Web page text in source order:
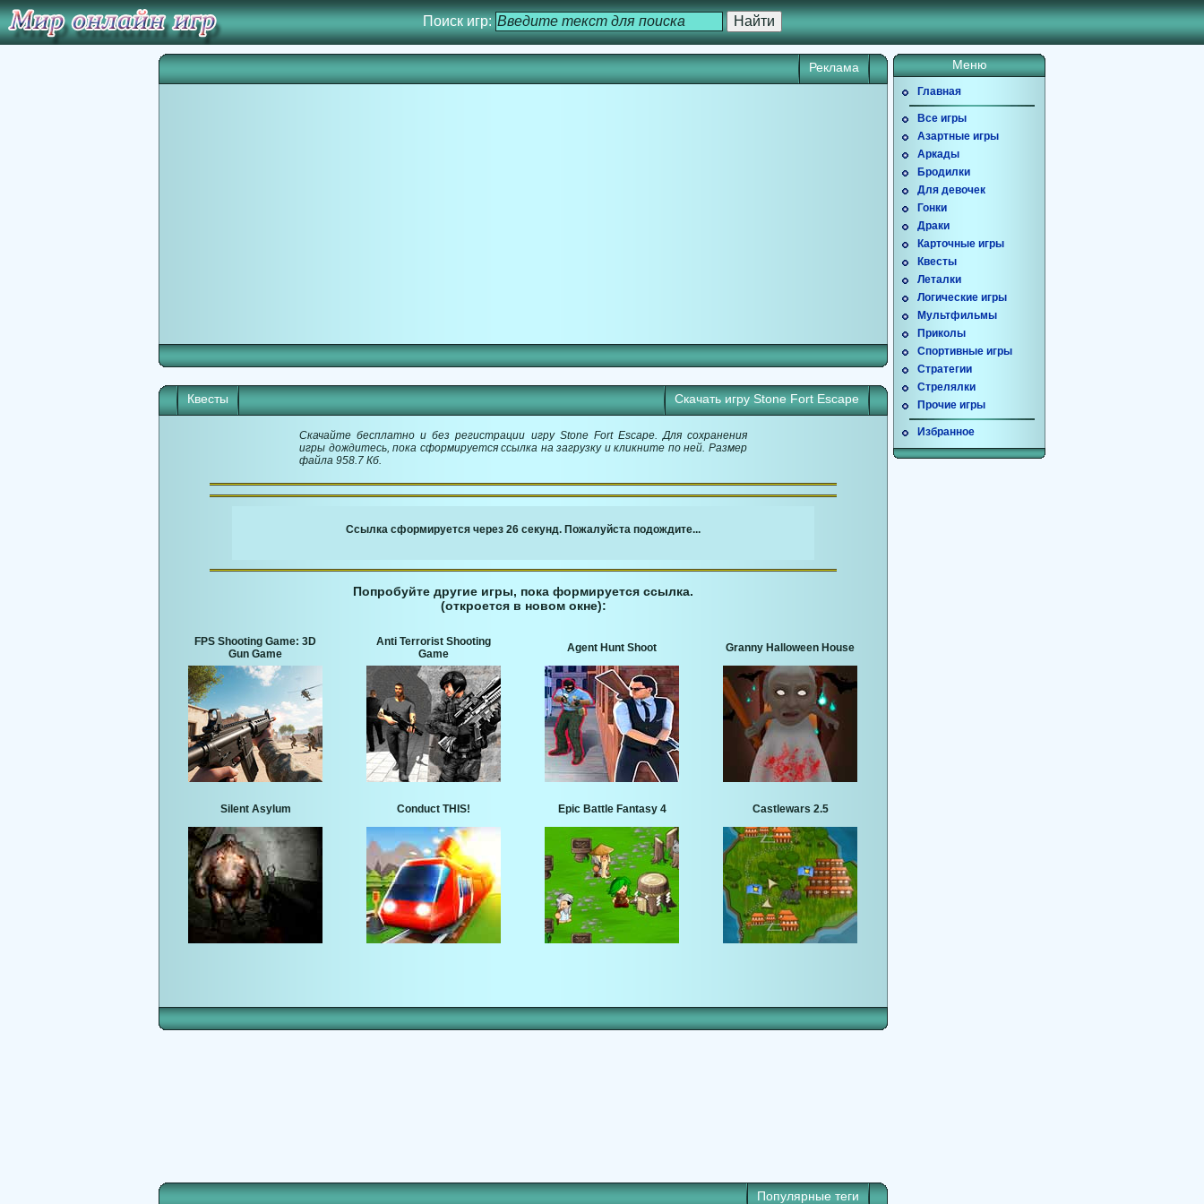
Поиск игр:
Реклама
Скачать игру Stone Fort Escape
Квесты
Скачайте бесплатно и без регистрации игру Stone Fort Escape. Для сохранения
игры дождитесь, пока сформируется ссылка на загрузку и кликните по ней. Размер
файла 958.7 Кб.
Ссылка сформируется через 26 секунд. Пожалуйста подождите...
Попробуйте другие игры, пока формируется ссылка.
(откроется в новом окне):
FPS Shooting Game: 3D
Gun Game
Anti Terrorist Shooting
Game
Agent Hunt Shoot Granny Halloween House
Silent Asylum Conduct THIS! Epic Battle Fantasy 4 Castlewars 2.5
Популярные теги
Меню
Главная
Все игры
Азартные игры
Аркады
Бродилки
Для девочек
Гонки
Драки
Карточные игры
Квесты
Леталки
Логические игры
Мультфильмы
Приколы
Спортивные игры
Стратегии
Стрелялки
Прочие игры
Избранное